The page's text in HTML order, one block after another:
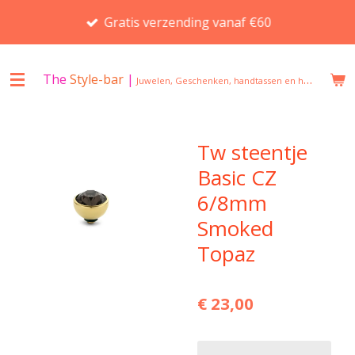
de
Gratis verzending vanaf €60
The Style-bar | Juwelen, Geschenken, handtassen en huisgeuren in Beveren
Tw steentje
Basic CZ
6/8mm
Smoked
Topaz
€ 23,00